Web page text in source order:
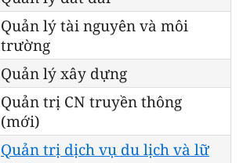
Quản lý tài nguyên và môi
trường
Quản lý xây dựng
Quản trị CN truyền thông
(mới)
Quản trị dịch vụ du lịch và lữ